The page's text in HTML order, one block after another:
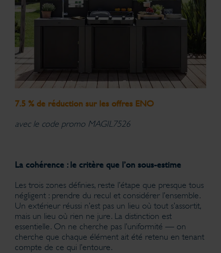
7.5 % de réduction sur les offres ENO
avec le code promo MAGIL7526
La cohérence : le critère que l’on sous-estime
Les trois zones définies, reste l’étape que presque tous
négligent : prendre du recul et considérer l’ensemble.
Un extérieur réussi n’est pas un lieu où tout s’assortit,
mais un lieu où rien ne jure. La distinction est
essentielle. On ne cherche pas l’uniformité — on
cherche que chaque élément ait été retenu en tenant
compte de ce qui l’entoure.